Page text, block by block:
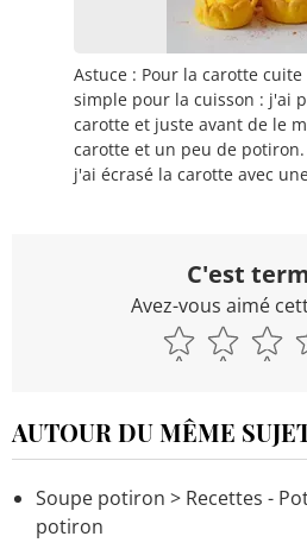
Astuce : Pour la carotte
simple pour la cuisson : j'ai
carotte et juste avant de le
carotte et un peu de
j'ai écrasé la carotte avec
C'est
Avez-vous aimé
AUTOUR DU MÊME
Soupe potiron > Recettes -
potiron